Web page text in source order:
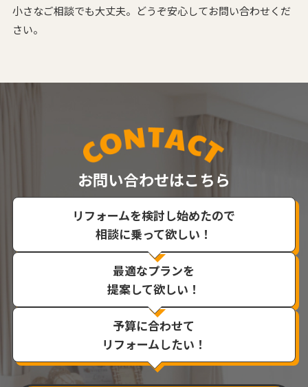
小さなご相談でも大丈夫。どうぞ安心してお問い合わせくだ
さい。
お問い合わせはこちら
リフォームを検討し始めたので
相談に乗って欲しい！
最適なプランを
提案して欲しい！
予算に合わせて
リフォームしたい！